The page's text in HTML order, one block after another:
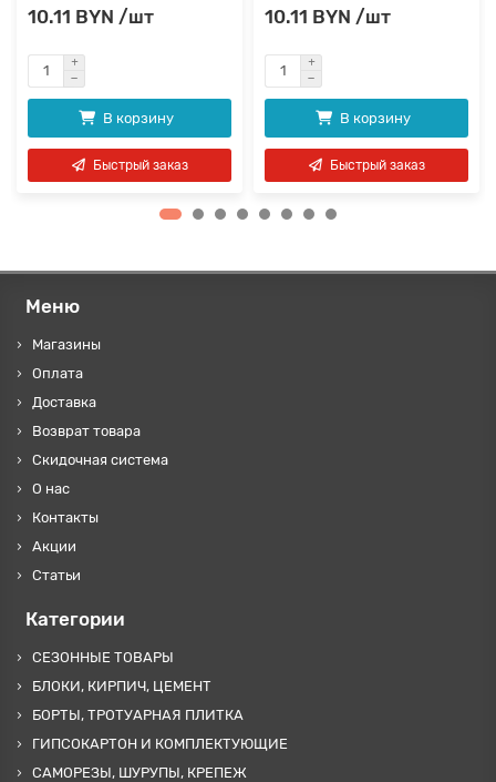
10.11 BYN /шт
В корзину
Быстрый заказ
10.11 BYN /шт
В корзину
Быстрый заказ
Меню
Магазины
Оплата
Доставка
Возврат товара
Скидочная система
О нас
Контакты
Акции
Статьи
Категории
СЕЗОННЫЕ ТОВАРЫ
БЛОКИ, КИРПИЧ, ЦЕМЕНТ
БОРТЫ, ТРОТУАРНАЯ ПЛИТКА
ГИПСОКАРТОН И КОМПЛЕКТУЮЩИЕ
САМОРЕЗЫ, ШУРУПЫ, КРЕПЕЖ